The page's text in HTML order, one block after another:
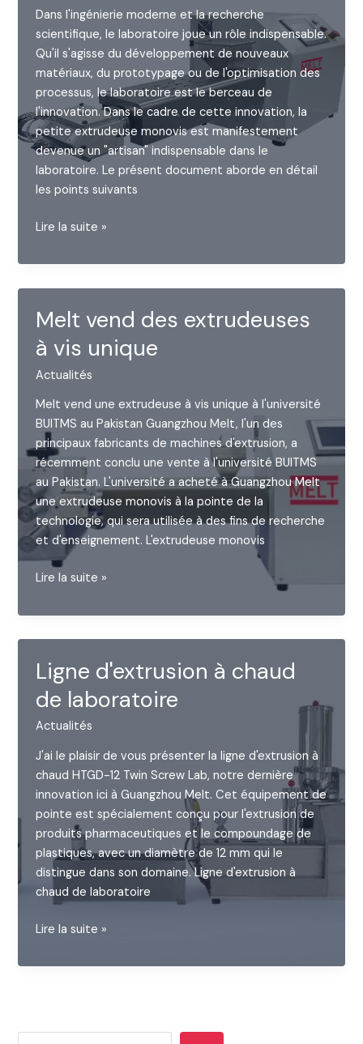
de
Dai
Nam
Dans l'ingénierie moderne et la recherche
scientifique, le laboratoire joue un rôle indispensable.
Qu'il s'agisse du développement de nouveaux
matériaux, du prototypage ou de l'optimisation des
processus, le laboratoire est le berceau de
l'innovation. Dans le cadre de cette innovation, la
petite extrudeuse monovis est manifestement
devenue un "artisan" indispensable dans le
laboratoire. Le présent document aborde en détail
les points suivants
Petit
à
de
laboratoire
Lire la suite »
Melt vend des extrudeuses
à vis unique
Actualités
Melt vend une extrudeuse à vis unique à l'université
BUITMS au Pakistan Guangzhou Melt, l'un des
principaux fabricants de machines d'extrusion, a
récemment conclu une vente à l'université BUITMS
au Pakistan. L'université a acheté à Guangzhou Melt
une extrudeuse monovis à la pointe de la
technologie, qui sera utilisée à des fins de recherche
et d'enseignement. L'extrudeuse monovis
Melt
des
extrudeuses
vis
unique
Lire la suite »
Ligne d'extrusion à chaud
de laboratoire
Actualités
J'ai le plaisir de vous présenter la ligne d'extrusion à
chaud HTGD-12 Twin Screw Lab, notre dernière
innovation ici à Guangzhou Melt. Cet équipement de
pointe est spécialement conçu pour l'extrusion de
produits pharmaceutiques et le compoundage de
plastiques, avec un diamètre de 12 mm qui le
distingue dans son domaine. Ligne d'extrusion à
chaud de laboratoire
Ligne
à
Lire la suite »